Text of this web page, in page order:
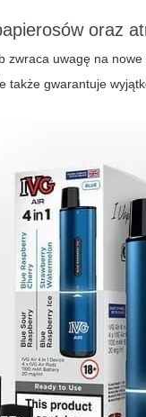
oraz
zwraca uwagę na
także gwarantuje